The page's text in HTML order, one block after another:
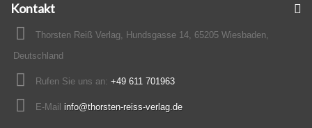
Kontakt
Thorsten Reiß Verlag, Hundsgasse 14, 65205 Wiesbaden,
Deutschland
Rufen Sie uns an: +49 611 701963
E-Mail info@thorsten-reiss-verlag.de